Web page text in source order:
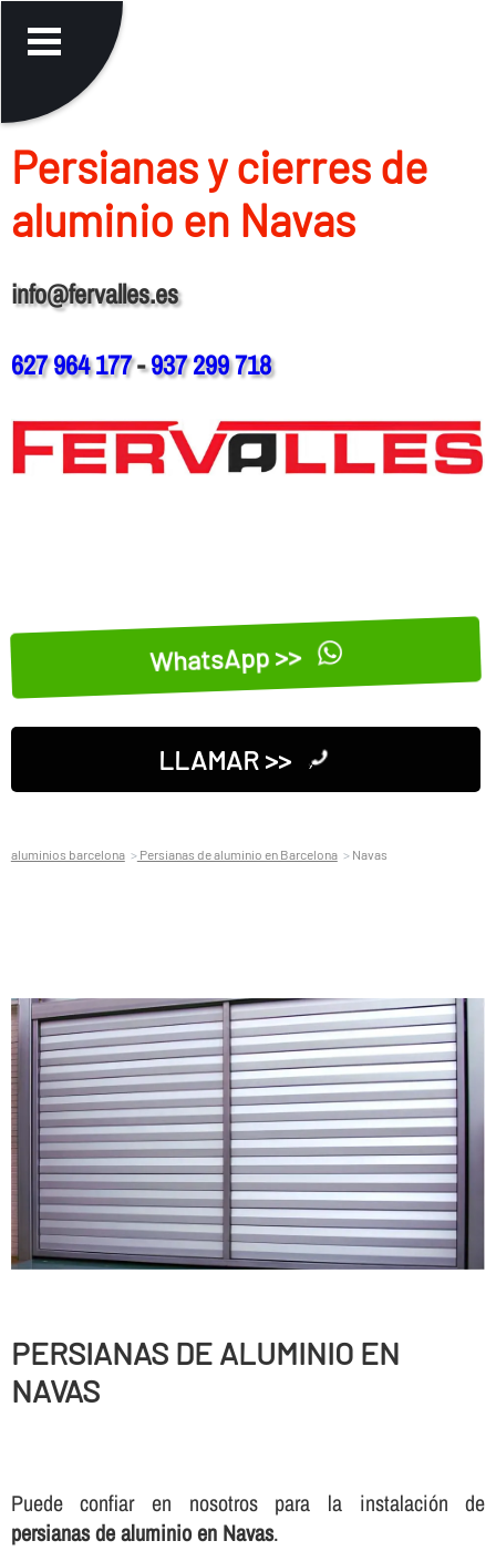
Persianas y cierres de
aluminio en Navas
info@fervalles.es
627 964 177-937 299 718
WhatsApp >>
LLAMAR >>
aluminios barcelona Persianas de aluminio en Barcelona Navas
PERSIANAS DE ALUMINIO EN
NAVAS
Puede confiar en nosotros para la instalación de
persianas de aluminio en Navas.